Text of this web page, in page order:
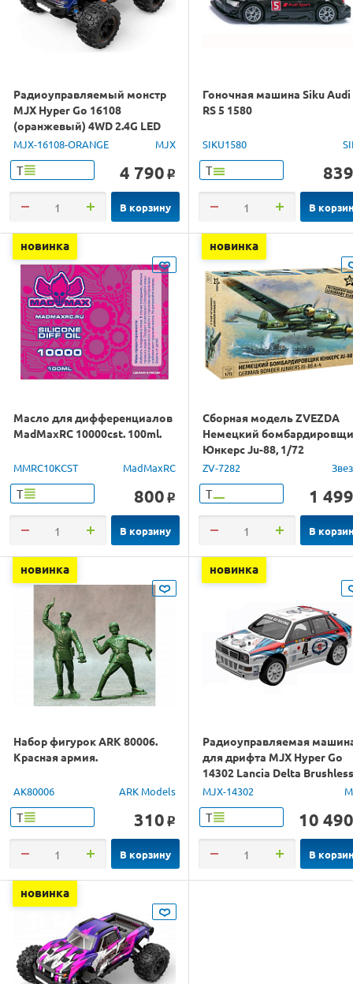
Радиоуправляемый монстр
MJX Hyper Go 16108
(оранжевый) 4WD 2.4G LED
1/16 RTR
MJX-16108-ORANGE MJX
Т 4 790 o
В корзину
Гоночная машина Siku Audi
RS 5 1580
SIKU1580
Т 839
В
новинка
Масло для дифференциалов
MadMaxRC 10000cst. 100ml.
MMRC10KCST MadMaxRC
Т 800 o
В корзину
новинка
Сборная модель ZVEZDA
Немецкий
Юнкерс Ju-88, 1/72
ZV-7282
Т 1 499
В
новинка
Набор фигурок ARK 80006.
Красная армия.
AK80006 ARK Models
Т 310 o
В корзину
новинка
Радиоуправляемая
для дрифта MJX Hyper Go
14302 Lancia Delta Brushless
4WD 2.4G LED 1/14 RTR
MJX-14302
Т 10 490
В
новинка